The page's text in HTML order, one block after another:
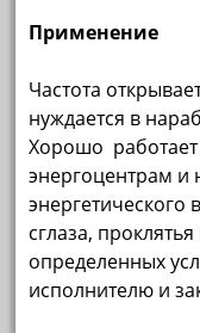
Применение
Частота
нуждается в
Хорошо работает
энергоцентрам и
энергетического
сглаза,
определенных
исполнителю и